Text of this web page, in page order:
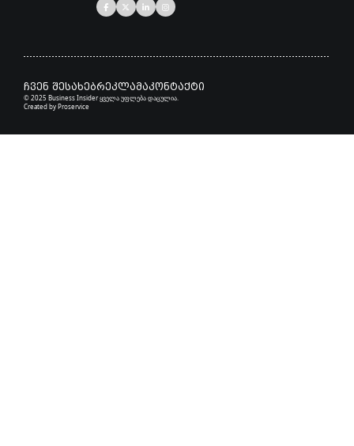
ჩვენ შესახებრეკლამაკონტაქტი
© 2025 Business Insider ყველა უფლება დაცულია.
Created byProservice